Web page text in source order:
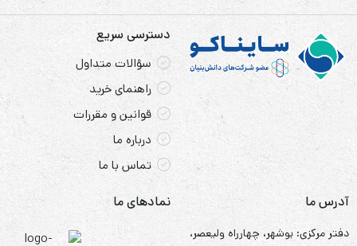
دسترسی سریع
سؤالات متداول
راهنمای خرید
قوانین و مقررات
درباره ما
تماس با ما
آدرس ما
دفتر مرکزی: بوشهر، چهارراه ولیعصر،
نمادهای ما